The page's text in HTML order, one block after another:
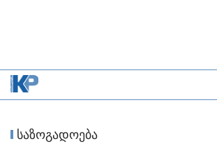
საზოგადოება